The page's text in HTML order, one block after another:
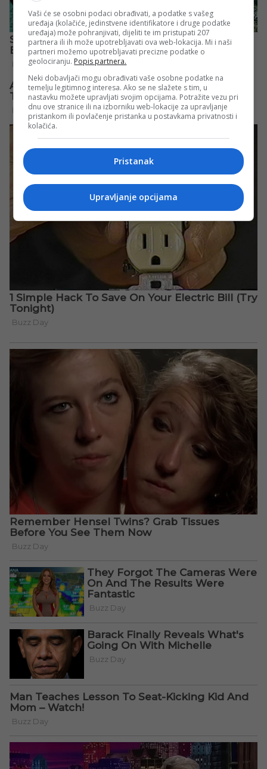
Vaši će se osobni podaci obrađivati, a podatke s vašeg
uređaja (kolačiće, jedinstvene identifikatore i druge podatke
uređaja) može pohranjivati, dijeliti te im pristupati 207
partnera ili ih može upotrebljavati ova web-lokacija. Mi i naši
partneri možemo upotrebljavati precizne podatke o
geolociranju. Popis partnera.
Neki dobavljači mogu obrađivati vaše osobne podatke na
temelju legitimnog interesa. Ako se ne slažete s tim, u
nastavku možete upravljati svojim opcijama. Potražite vezu pri
dnu ove stranice ili na izborniku web-lokacije za upravljanje
pristankom ili povlačenje pristanka u postavkama privatnosti i
kolačića.
Pristanak
Upravljanje opcijama